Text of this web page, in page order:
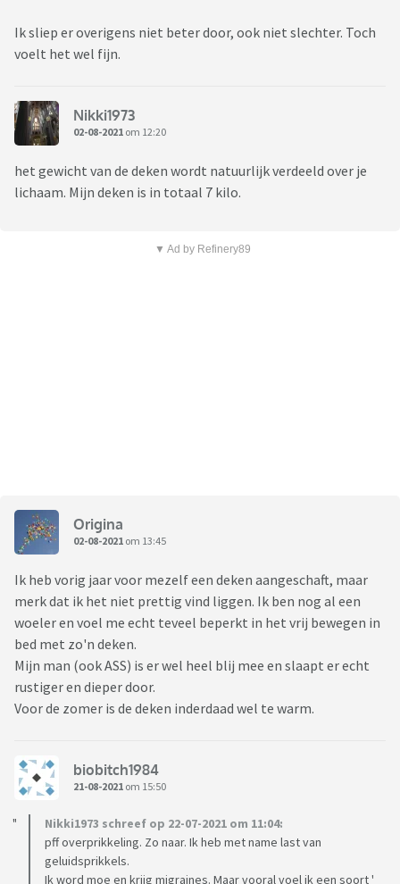
Ik sliep er overigens niet beter door, ook niet slechter. Toch
voelt het wel fijn.
Nikki1973
02-08-2021 om 12:20
het gewicht van de deken wordt natuurlijk verdeeld over je
lichaam. Mijn deken is in totaal 7 kilo.
▼ Ad by Refinery89
Origina
02-08-2021 om 13:45
Ik heb vorig jaar voor mezelf een deken aangeschaft, maar
merk dat ik het niet prettig vind liggen. Ik ben nog al een
woeler en voel me echt teveel beperkt in het vrij bewegen in
bed met zo'n deken.
Mijn man (ook ASS) is er wel heel blij mee en slaapt er echt
rustiger en dieper door.
Voor de zomer is de deken inderdaad wel te warm.
biobitch1984
21-08-2021 om 15:50
Nikki1973 schreef op 22-07-2021 om 11:04:
pff overprikkeling. Zo naar. Ik heb met name last van
geluidsprikkels.
Ik word moe en krijg migraines. Maar vooral voel ik een soort '